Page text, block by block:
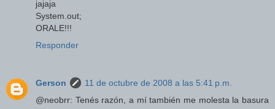
jajaja
System.out;
ORALE!!!
Responder
Gerson
11 de octubre de 2008 a las 5:41 p.m.
@neobrr: Tenés razón, a mí también me molesta la basura